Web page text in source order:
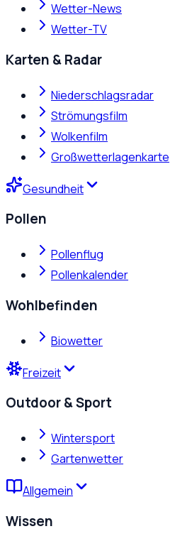
Wetter-News
Wetter-TV
Karten & Radar
Niederschlagsradar
Strömungsfilm
Wolkenfilm
Großwetterlagenkarte
Gesundheit
Pollen
Pollenflug
Pollenkalender
Wohlbefinden
Biowetter
Freizeit
Outdoor & Sport
Wintersport
Gartenwetter
Allgemein
Wissen